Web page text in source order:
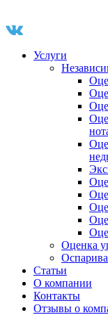
Услуги
Оценка
Статьи
О компании
Контакты
Отзывы о